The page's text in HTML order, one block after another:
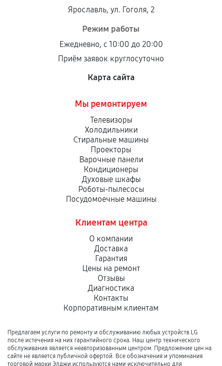
Ярославль, ул. Гоголя, 2
Режим работы
Ежедневно, с 10:00 до 20:00
Приём заявок круглосуточно
Карта сайта
Мы ремонтируем
Телевизоры
Холодильники
Стиральные машины
Проекторы
Варочные панели
Кондиционеры
Духовые шкафы
Роботы-пылесосы
Посудомоечные машины
Клиентам центра
О компании
Доставка
Гарантия
Цены на ремонт
Отзывы
Диагностика
Контакты
Корпоративным клиентам
Предлагаем услуги по ремонту и обслуживанию любых устройств LG
после истечения на них гарантийного срока. Наш центр технического
обслуживания является неавторизованным центром. Предложение цен на
сайте не является публичной офертой. Все обозначения и упоминания
торговой марки Элджи используются нами исключительно для